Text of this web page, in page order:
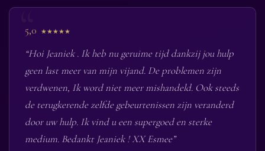
5,0 ★★★★★
“Hoi Jeaniek . Ik heb nu geruime tijd dankzij jou hulp
geen last meer van mijn vijand. De problemen zijn
verdwenen, Ik word niet meer mishandeld. Ook steeds
de terugkerende zelfde gebeurtenissen zijn veranderd
door uw hulp. Ik vind u een supergoed en sterke
medium. Bedankt Jeaniek ! XX Esmee”